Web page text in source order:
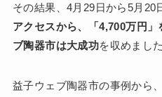
その結果、4月29日から5月20
アクセスから、「4,700万円
ブ陶器市は大成功を収めました
益子ウェブ陶器市の事例から